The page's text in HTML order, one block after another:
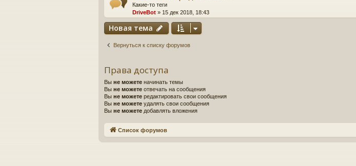
Какие-то теги
DriveBot » 15 дек 2018, 18:43
Новая тема
Вернуться к списку форумов
Права доступа
Вы не можете начинать темы
Вы не можете отвечать на сообщения
Вы не можете редактировать свои сообщения
Вы не можете удалять свои сообщения
Вы не можете добавлять вложения
Список форумов